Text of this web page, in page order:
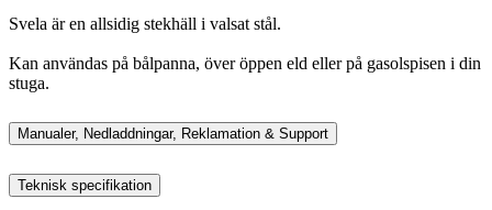
Svela är en allsidig stekhäll i valsat stål.
Kan användas på bålpanna, över öppen eld eller på gasolspisen i din
stuga.
Manualer, Nedladdningar, Reklamation & Support
Teknisk specifikation